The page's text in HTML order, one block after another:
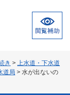
き > 上水道・下水道
道局 > 水が出ないの